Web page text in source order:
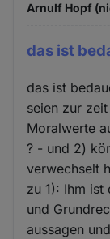
Arnulf Hopf
das ist
das ist
seien zur
Moralwerte
? - und 2)
verwechselt
zu 1): Ihm ist
und
aussagen